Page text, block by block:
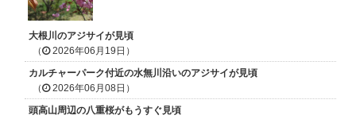
大根川のアジサイが見頃
（
2026年06月19日）
カルチャーパーク付近の水無川沿いのアジサイが見頃
（
2026年06月08日）
頭高山周辺の八重桜がもうすぐ見頃